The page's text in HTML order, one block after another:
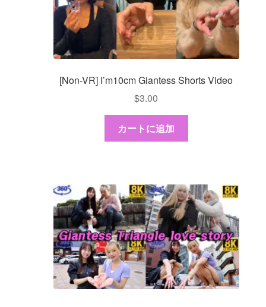
[Non-VR] I’m10cm Giantess Shorts Video
$3.00
カートに追加